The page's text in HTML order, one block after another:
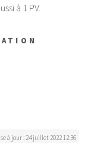
à 1 PV.
à jour : 24 juillet 2022 12:36